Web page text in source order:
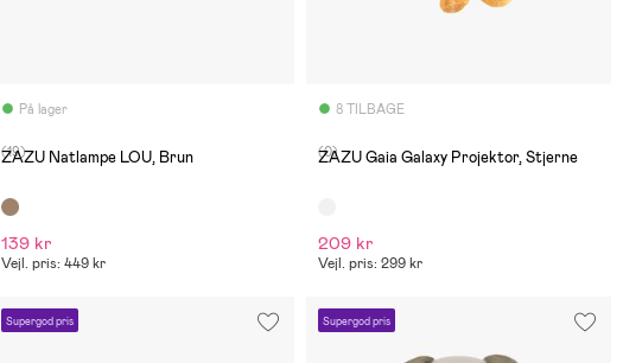
På lager
(19)
ZAZU Natlampe LOU, Brun
139 kr
Vejl. pris: 449 kr
8 TILBAGE
(0)
ZAZU Gaia Galaxy Projektor, Stjerne
209 kr
Vejl. pris: 299 kr
Supergod pris Supergod pris